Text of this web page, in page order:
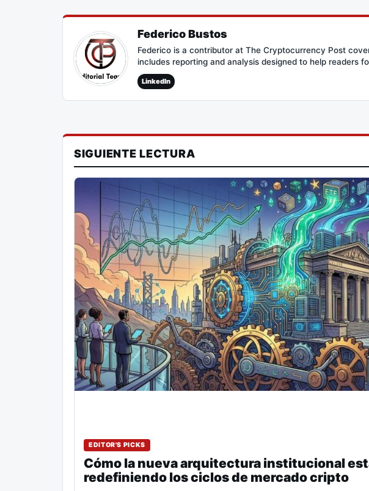
Federico Bustos
Federico is a contributor at The Cryptocurrency Post
includes reporting and analysis designed to help readers
LinkedIn
SIGUIENTE LECTURA
EDITOR'S PICKS
Cómo la nueva arquitectura institucional
redefiniendo los ciclos de mercado cripto